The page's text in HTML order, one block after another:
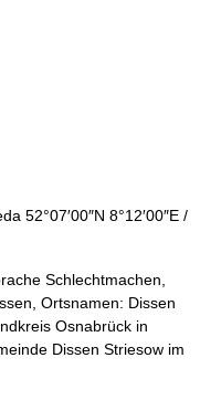
52°07′00″N 8°12′00″E /
Schlechtmachen,
Ortsnamen: Dissen
Osnabrück in
Dissen Striesow im